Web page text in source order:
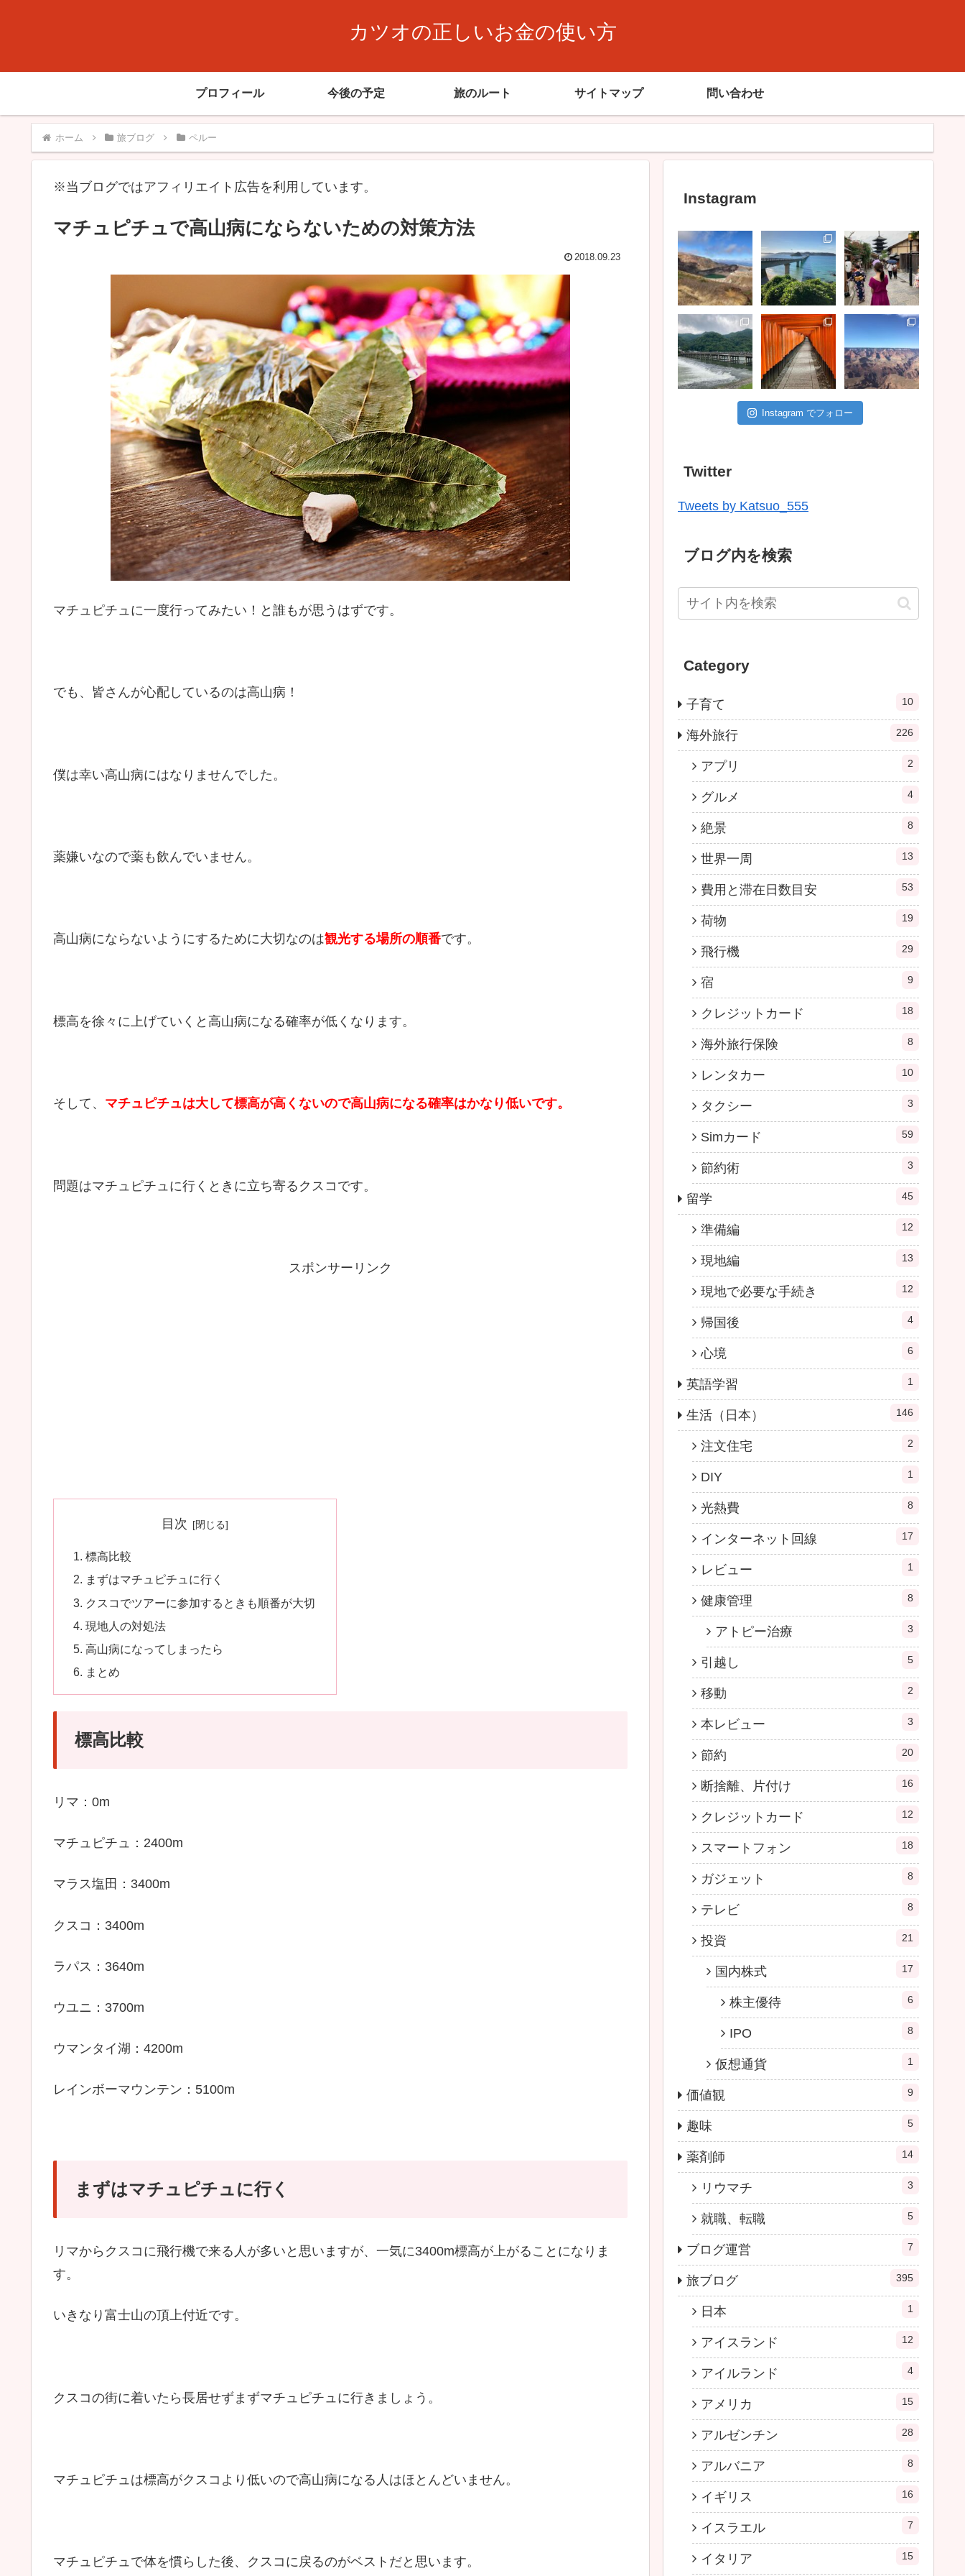
カツオの正しいお金の使い方
プロフィール 今後の予定 旅のルート サイトマップ 問い合わせ
ホーム 旅ブログ ペルー
※当ブログではアフィリエイト広告を利用しています。
マチュピチュで高山病にならないための対策方法
2018.09.23
マチュピチュに一度行ってみたい！と誰もが思うはずです。
でも、皆さんが心配しているのは高山病！
僕は幸い高山病にはなりませんでした。
薬嫌いなので薬も飲んでいません。
高山病にならないようにするために大切なのは観光する場所の順番です。
標高を徐々に上げていくと高山病になる確率が低くなります。
そして、 マチュピチュは大して標高が高くないので高山病になる確率はかなり低いです。
問題はマチュピチュに行くときに立ち寄るクスコです。
スポンサーリンク
目次
標高比較
まずはマチュピチュに行く
クスコでツアーに参加するときも順番が大切
現地人の対処法
高山病になってしまったら
まとめ
標高比較
リマ：0m
マチュピチュ：2400m
マラス塩田：3400m
クスコ：3400m
ラパス：3640m
ウユニ：3700m
ウマンタイ湖：4200m
レインボーマウンテン：5100m
まずはマチュピチュに行く
リマからクスコに飛行機で来る人が多いと思いますが、一気に3400m標高が上がることになりま
す。
いきなり富士山の頂上付近です。
クスコの街に着いたら長居せずまずマチュピチュに行きましょう。
マチュピチュは標高がクスコより低いので高山病になる人はほとんどいません。
マチュピチュで体を慣らした後、クスコに戻るのがベストだと思います。
Instagram
Instagram でフォロー
Twitter
Tweets by Katsuo_555
ブログ内を検索
Category
子育て 10
海外旅行 226
アプリ 2
グルメ 4
絶景 8
世界一周 13
費用と滞在日数目安 53
荷物 19
飛行機 29
宿 9
クレジットカード 18
海外旅行保険 8
レンタカー 10
タクシー 3
Simカード 59
節約術 3
留学 45
準備編 12
現地編 13
現地で必要な手続き 12
帰国後 4
心境 6
英語学習 1
生活（日本） 146
注文住宅 2
DIY 1
光熱費 8
インターネット回線 17
レビュー 1
健康管理 8
アトピー治療 3
引越し 5
移動 2
本レビュー 3
節約 20
断捨離、片付け 16
クレジットカード 12
スマートフォン 18
ガジェット 8
テレビ 8
投資 21
国内株式 17
株主優待 6
IPO 8
仮想通貨 1
価値観 9
趣味 5
薬剤師 14
リウマチ 3
就職、転職 5
ブログ運営 7
旅ブログ 395
日本 1
アイスランド 12
アイルランド 4
アメリカ 15
アルゼンチン 28
アルバニア 8
イギリス 16
イスラエル 7
イタリア 15